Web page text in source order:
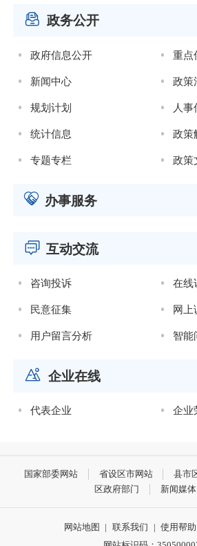
政务公开
政府信息公开 重点
新闻中心 政策
规划计划 人事
统计信息 政策
专题专栏 政策
办事服务
互动交流
咨询投诉 在线
民意征集 网上
用户留言分析 智能
企业在线
代表企业 企业
国家部委网站 省设区市网站 县市
区政府部门
新闻媒
网站地图 | 联系我们 | 使用帮助